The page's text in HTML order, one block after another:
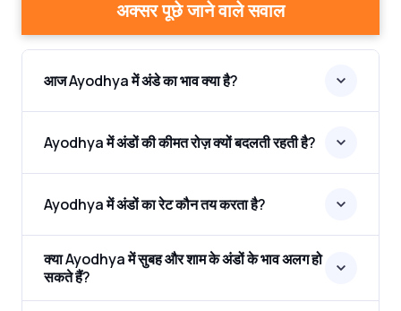
अक्सर पूछे जाने वाले सवाल
आज Ayodhya में अंडे का भाव क्या है?
Ayodhya में अंडों की कीमत रोज़ क्यों बदलती रहती है?
Ayodhya में अंडों का रेट कौन तय करता है?
क्या Ayodhya में सुबह और शाम के अंडों के भाव अलग हो
सकते हैं?